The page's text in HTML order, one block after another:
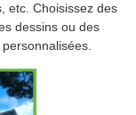
etc. Choisissez des
dessins ou des